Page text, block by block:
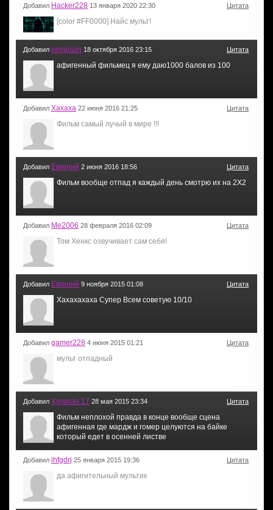
Добавил Hacker228 13 января 2020 22:30 Цитата
[color #FF0000] Найс мульт!
Добавил sempson 18 октября 2016 23:15 Цитата
афигенный фильмец я ему даю1000 балов из 100
Добавил Хахаха 22 июня 2016 21:25 Цитата
Фильм самый лучый в мире !!!
Добавил Евгений 2 июня 2016 18:56 Цитата
Фильм вообще отпад я каждый день смотрю их на 2Х2
Добавил Me2006 28 февраля 2016 02:09 Цитата
Том Хенкс озвучивает сам себя!
Добавил Евгений 9 ноября 2015 01:08 Цитата
Хахахахаха Супер Всем советую 10/10
Добавил gamer228 4 июня 2015 01:21 Цитата
мульт отпадный
Добавил Хулиган 17 28 мая 2015 23:34 Цитата
Фильм неплохой правда в конце вообще сцена
афигенная где мардж и гомер целуются на байке
который едет в осенней листве
Добавил ihfgdrj 25 января 2015 19:36 Цитата
да афигительный мультик